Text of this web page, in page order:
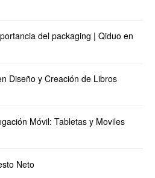
del packaging | Qiduo en
Diseño y Creación de Libros
Móvil: Tabletas y Moviles
Neto